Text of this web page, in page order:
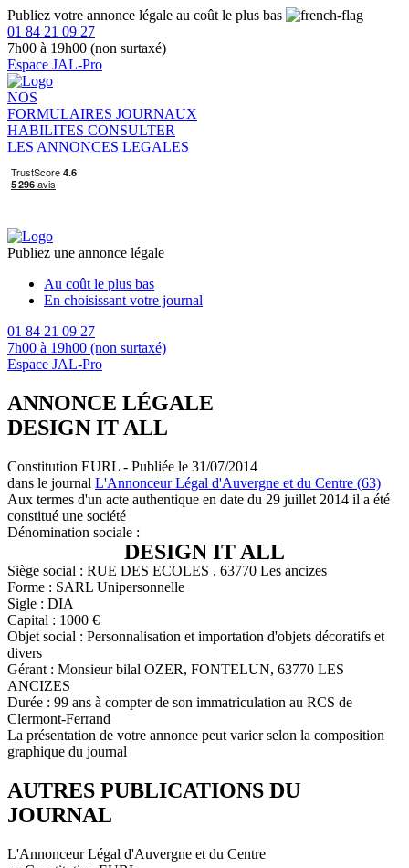
Publiez votre annonce légale au coût le plus bas
01 84 21 09 27
7h00 à 19h00 (non surtaxé)
Espace JAL-Pro
NOS
FORMULAIRES JOURNAUX
HABILITES CONSULTER
LES ANNONCES LEGALES
Publiez une annonce légale
Au coût le plus bas
En choisissant votre journal
01 84 21 09 27
7h00 à 19h00 (non surtaxé)
Espace JAL-Pro
ANNONCE LÉGALE
DESIGN IT ALL
Constitution EURL - Publiée le 31/07/2014
dans le journal L'Annonceur Légal d'Auvergne et du Centre (63)
Aux termes d'un acte authentique en date du 29 juillet 2014 il a été
constitué une société
Dénomination sociale :
DESIGN IT ALL
Siège social : RUE DES ECOLES , 63770 Les ancizes
Forme : SARL Unipersonnelle
Sigle : DIA
Capital : 1000 €
Objet social : Personnalisation et importation d'objets décoratifs et
divers
Gérant : Monsieur bilal OZER, FONTELUN, 63770 LES
ANCIZES
Durée : 99 ans à compter de son immatriculation au RCS de
Clermont-Ferrand
La présentation de votre annonce peut varier selon la composition
graphique du journal
AUTRES PUBLICATIONS DU
JOURNAL
L'Annonceur Légal d'Auvergne et du Centre